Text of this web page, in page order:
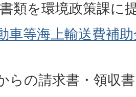
書類を環境政策課に
車等海上輸送費補
らの請求書・領収書